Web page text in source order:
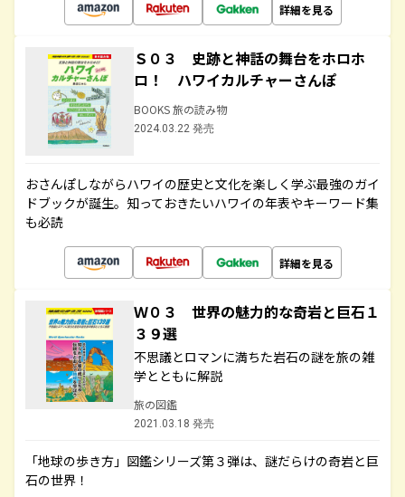
詳細を見る
Ｓ０３ 史跡と神話の舞台をホロホ
ロ！ ハワイカルチャーさんぽ
BOOKS 旅の読み物
2024.03.22 発売
おさんぽしながらハワイの歴史と文化を楽しく学ぶ最強のガイ
ドブックが誕生。知っておきたいハワイの年表やキーワード集
も必読
詳細を見る
Ｗ０３ 世界の魅力的な奇岩と巨石１
３９選
不思議とロマンに満ちた岩石の謎を旅の雑
学とともに解説
旅の図鑑
2021.03.18 発売
「地球の歩き方」図鑑シリーズ第３弾は、謎だらけの奇岩と巨
石の世界！